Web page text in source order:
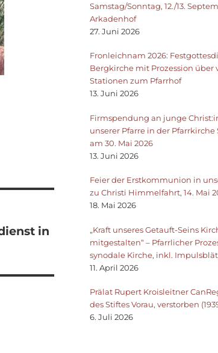
in
Samstag/Sonntag, 12./13.
Arkadenhof
27. Juni 2026
Fronleichnam 2026:
Bergkirche mit Prozession über
Stationen zum Pfarrhof
13. Juni 2026
Firmspendung an junge
unserer Pfarre in der Pfarrkirche
am 30. Mai 2026
13. Juni 2026
Feier der Erstkommunion in
zu Christi Himmelfahrt, 14. Mai
18. Mai 2026
„Kraft unseres Getauft-Seins
mitgestalten“ – Pfarrlicher
synodale Kirche, inkl.
11. April 2026
Prälat Rupert Kroisleitner
des Stiftes Vorau, verstorben
6. Juli 2026